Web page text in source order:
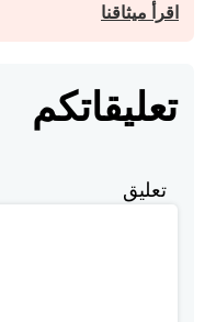
اقرأ ميثاقنا
تعليقاتكم
تعليق